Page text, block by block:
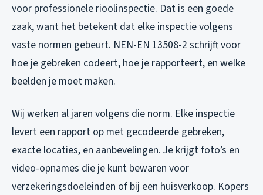
voor professionele rioolinspectie. Dat is een goede
zaak, want het betekent dat elke inspectie volgens
vaste normen gebeurt. NEN-EN 13508-2 schrijft voor
hoe je gebreken codeert, hoe je rapporteert, en welke
beelden je moet maken.
Wij werken al jaren volgens die norm. Elke inspectie
levert een rapport op met gecodeerde gebreken,
exacte locaties, en aanbevelingen. Je krijgt foto’s en
video-opnames die je kunt bewaren voor
verzekeringsdoeleinden of bij een huisverkoop. Kopers